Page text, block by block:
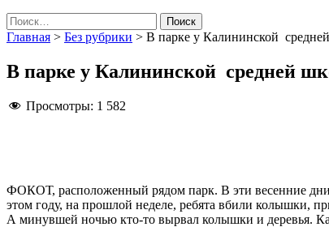
Найти:
Главная > Без рубрики > В парке у Калининской
В парке у Калининской средней
Просмотры: 1 582
ФОКОТ, расположенный рядом парк. В эти весенние дни
этом году, на прошлой неделе, ребята вбили колышки,
А минувшей ночью кто-то вырвал колышки и деревья.